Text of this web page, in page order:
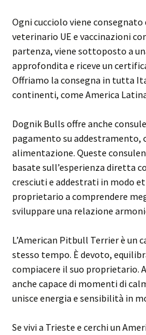
Ogni cucciolo viene
veterinario UE e vaccinazioni
partenza, viene sottoposto a
approfondita e riceve un
Offriamo la consegna in tutta
continenti, come America
Dognik Bulls offre anche
pagamento su
alimentazione. Queste
basate sull’esperienza diretta
cresciuti e addestrati in modo
proprietario a comprendere
sviluppare una relazione
L’American Pitbull Terrier è un
stesso tempo. È devoto,
compiacere il suo proprietario.
anche capace di momenti di
unisce energia e sensibilità in
Se vivi a Trieste e cerchi un